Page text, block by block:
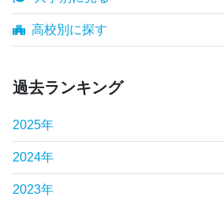
高校別に探す
過去ランキング
2025年
2024年
2023年